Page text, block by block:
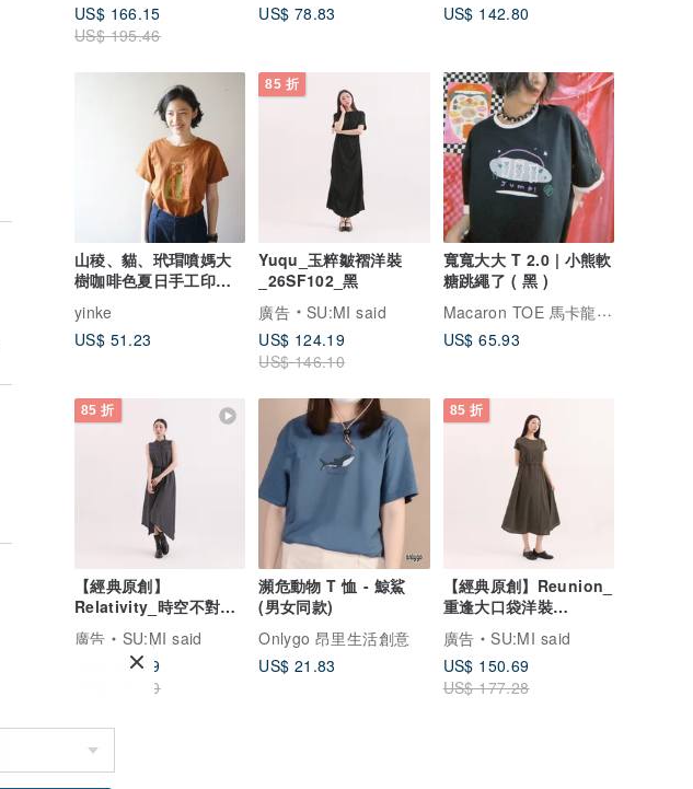
US$ 166.15
US$ 195.46
US$ 78.83
US$ 142.80
山稜、貓、玳瑁噴媽大
樹咖啡色夏日手工印花
短袖純棉上衣
yinke
US$ 51.23
85 折
Yuqu_玉粹皺褶洋裝
_26SF102_黑
廣告
SU:MI said
US$ 124.19
US$ 146.10
寬寬大大 T 2.0 | 小熊軟
糖跳繩了 ( 黑 )
Macaron TOE 馬卡龍腳趾
US$ 65.93
85 折
【經典原創】
Relativity_時空不對稱
洋裝_CLD002_灰
廣告
SU:MI said
US$ 124.19
US$ 146.10
瀕危動物 T 恤 - 鯨鯊
(男女同款)
Onlygo 昂里生活創意
US$ 21.83
85 折
【經典原創】Reunion_
重逢大口袋洋裝
_CLD011_橄欖綠
廣告
SU:MI said
US$ 150.69
US$ 177.28